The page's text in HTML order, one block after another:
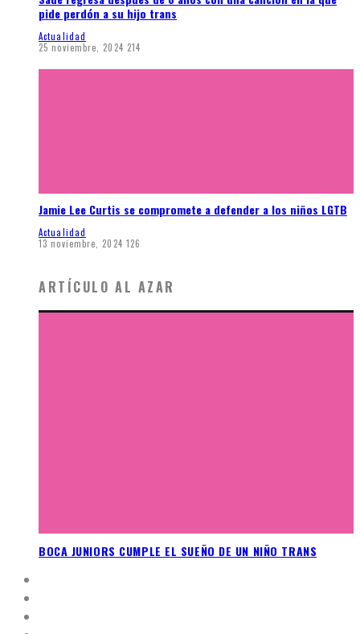
pide perdón a su hijo trans
Actualidad
25 noviembre, 2024 214
Jamie Lee Curtis se compromete a defender a los niños LGTB
Actualidad
13 noviembre, 2024 126
ARTÍCULO AL AZAR
BOCA JUNIORS CUMPLE EL SUEÑO DE UN NIÑO TRANS